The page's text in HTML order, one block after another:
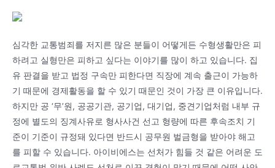
심각한 교통범죄를 저지른 많은 분들이 어떻게든 수형생활만은 피
하려고 실형만은 피하고 싶다는 이야기를 많이 하고 있습니다. 집
유 판결을 받고 법정 구속만 피한다면 직장에 계속 출근이 가능하
기 때문에 경제활동을 할 수 있기 때문인 것이 가장 큰 이유입니다.
하지만 공 ‘무’원, 공공기관, 공기업, 대기업, 중견기업처럼 내부 규
정에 별도의 징계사유로 형사사건 선고 형량에 따른 후속조치 기
준이 기준이 규정돼 있다면 반드시 공무원 벌금형을 받아야 해고
를 피할 수 있습니다. 아이비에스는 선처가 힘들 것 같은 어려운 도